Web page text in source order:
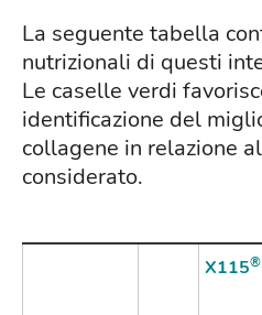
La seguente tabella
nutrizionali di questi
Le caselle verdi
identificazione del
collagene in relazione
considerato.
X115®